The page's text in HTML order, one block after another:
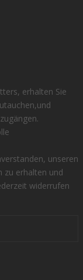
erhalten Sie
unseren
zu erhalten und
widerrufen